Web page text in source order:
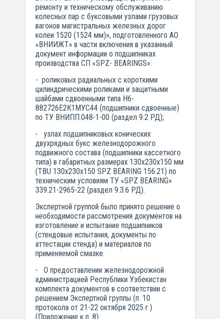
ремонту и техническому обслуживанию
колесных пар с буксовыми узлами грузовых
вагонов магистральных железных дорог
колеи 1520 (1524 мм)», подготовленного АО
«ВНИИЖТ» в части включения в указанный
документ информации о подшипниках
производства СП «SPZ- BEARINGS»:
- роликовых радиальных с короткими
цилиндрическими роликами и защитными
шайбами сдвоенными типа Н6-
882726Е2К1МУС44 (подшипники сдвоенные)
по ТУ ВНИПП.048-1-00 (раздел 9.2 РД);
- узлах подшипниковых конических
двухрядных букс железнодорожного
подвижного состава (подшипники кассетного
типа) в габаритных размерах 130х230х150 мм
(TBU 130х230х150 SPZ BEARING 156.21) по
техническим условиям ТУ «SPZ BEARING»
339.21-2965-22 (раздел 9.3.6 РД).
Экспертной группой было принято решение о
необходимости рассмотрения документов на
изготовление и испытание подшипников
(стендовые испытания, документы по
аттестации стенда) и материалов по
применяемой смазке.
- О предоставлении железнодорожной
администрацией Республики Узбекистан
комплекта документов в соответствии с
решением Экспертной группы (п. 10
протокола от 21-22 октября 2025 г.)
(Приложение к п. 8).